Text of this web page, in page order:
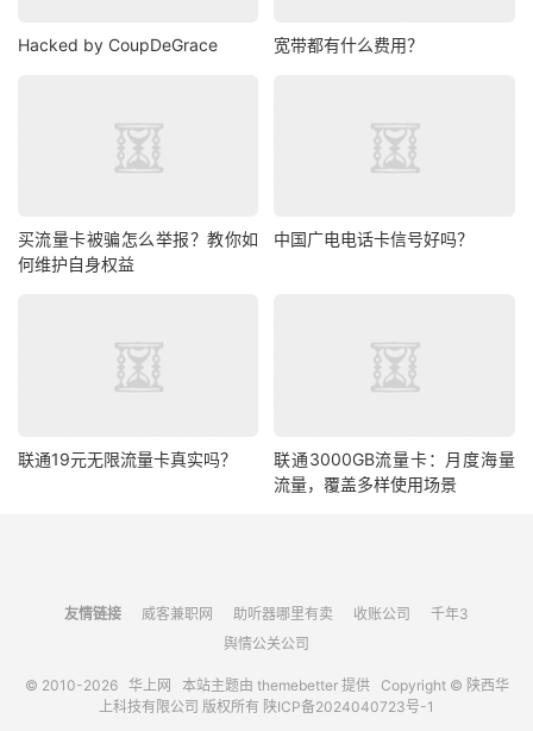
Hacked by CoupDeGrace 宽带都有什么费用？
买流量卡被骗怎么举报？教你如
何维护自身权益
中国广电电话卡信号好吗？
联通19元无限流量卡真实吗？
联通3000GB流量卡：月度海量
流量，覆盖多样使用场景
友情链接 威客兼职网 助听器哪里有卖 收账公司
千年3
舆情公关公司
© 2010-2026 华上网 本站主题由 themebetter提供 Copyright © 陕西华
上科技有限公司 版权所有 陕ICP备2024040723号-1